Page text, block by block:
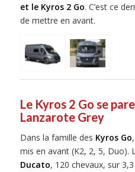
et le Kyros 2 Go. C’est ce
de mettre en avant.
Le Kyros 2 Go se
Lanzarote Grey
Dans la famille des Kyros Go
mis en avant (K2, 2, 5, Duo).
Ducato, 120 chevaux, sur